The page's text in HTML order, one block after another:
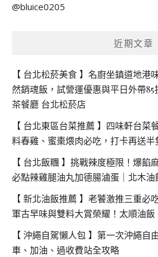
鍵
@bluice0205
近期文章
【 台北松菸美食 】名廚坐鎮道地港
然銷魂飯，試營運優惠與平日外帶
茶餐廳 台北松菸店
【 台北東區台菜推薦 】四味軒台菜
料春雞、蜜棗煨肉必吃，打卡再送半
【 台北飯糰 】挑戰辣度極限！爆餡
必點辣雞腿油丸加德腸滷蛋｜北木油
【 新北油飯推薦 】老饕激推三重必
軍古早味與雙料大賞榮耀！太順油飯
【 沖繩自駕懶人包 】第一次沖繩自
車、加油、過收費站全攻略